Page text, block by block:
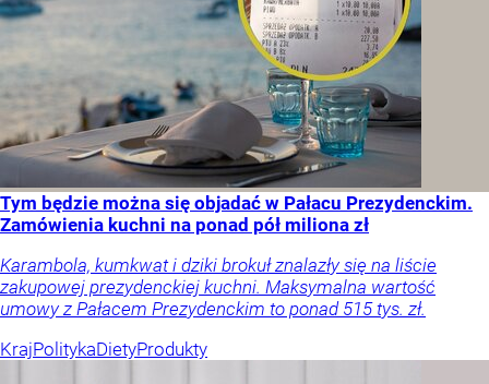
Tym będzie można się objadać w Pałacu Prezydenckim.
Zamówienia kuchni na ponad pół miliona zł
Karambola, kumkwat i dziki brokuł znalazły się na liście
zakupowej prezydenckiej kuchni. Maksymalna wartość
umowy z Pałacem Prezydenckim to ponad 515 tys. zł.
KrajPolitykaDietyProdukty